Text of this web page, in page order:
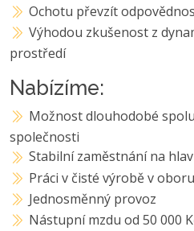
Ochotu převzít
Výhodou zkušenost z
prostředí
Nabízíme:
Možnost dlouhodobé
společnosti
Stabilní zaměstnání na
Práci v čisté výrobě v
Jednosměnný provoz
Nástupní mzdu od 50 000